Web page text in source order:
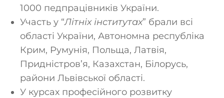
1000 педпрацівників України.
Участь у “Літніх інститутах” брали всі
області України, Автономна республіка
Крим, Румунія, Польща, Латвія,
Придністров’я, Казахстан, Білорусь,
райони Львівської області.
У курсах професійного розвитку